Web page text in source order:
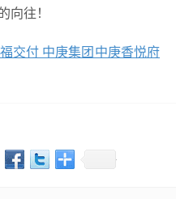
往！
交付 中庚集团中庚香悦府